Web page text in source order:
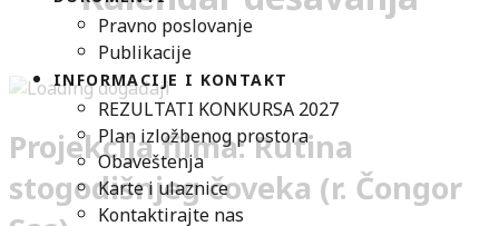
Pravno poslovanje
Publikacije
INFORMACIJE I KONTAKT
REZULTATI KONKURSA 2027
Plan izložbenog prostora
Obaveštenja
Karte i ulaznice
Kontaktirajte nas
Projekcija filma: Rutina
stogodišnjeg čoveka (r. Čongor